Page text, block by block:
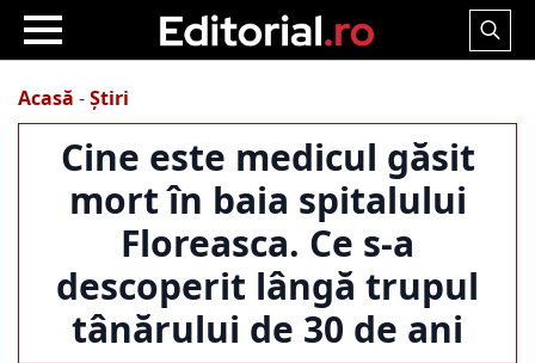
Search
Acasă -Știri
Cine este medicul găsit
mort în baia spitalului
Floreasca. Ce s-a
descoperit lângă trupul
tânărului de 30 de ani